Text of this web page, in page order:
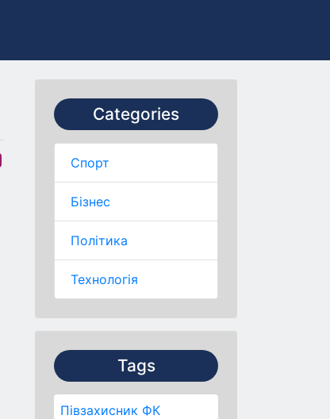
Categories
Спорт
Бізнес
Політика
Технологія
Tags
Півзахисник ФК